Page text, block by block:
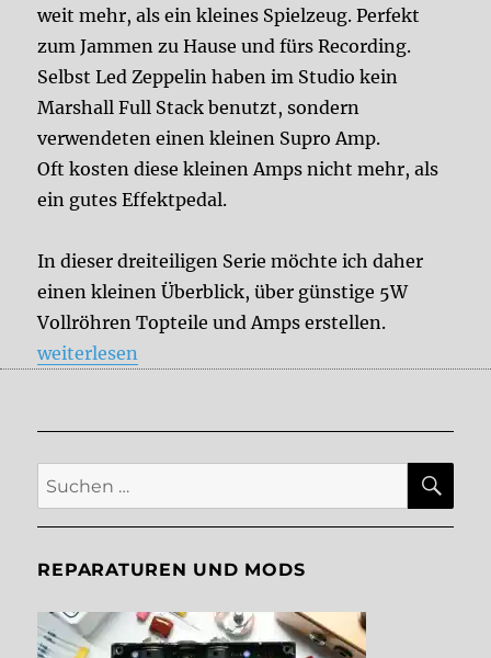
weit mehr, als ein kleines Spielzeug. Perfekt
zum Jammen zu Hause und fürs Recording.
Selbst Led Zeppelin haben im Studio kein
Marshall Full Stack benutzt, sondern
verwendeten einen kleinen Supro Amp.
Oft kosten diese kleinen Amps nicht mehr, als
ein gutes Effektpedal.
In dieser dreiteiligen Serie möchte ich daher
einen kleinen Überblick, über günstige 5W
Vollröhren Topteile und Amps erstellen.
„Lunchbox Tube Amps“
weiterlesen
Suche
nach:
REPARATUREN UND MODS